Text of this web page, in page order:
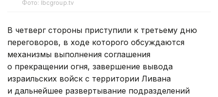
Фото: lbcgroup.tv
В четверг стороны приступили к третьему дню
переговоров, в ходе которого обсуждаются
механизмы выполнения соглашения
о прекращении огня, завершение вывода
израильских войск с территории Ливана
и дальнейшее развертывание подразделений